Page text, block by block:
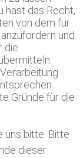
hast das Recht,
von dem für
und
die
Gründe für die
uns bitte. Bitte
dieser